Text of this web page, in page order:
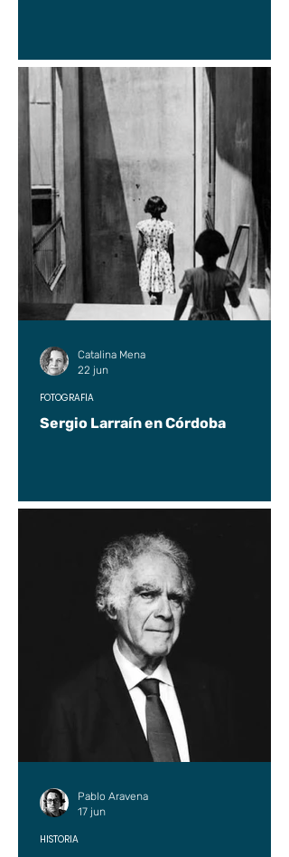
Sergio Larraín en Córdoba
FOTOGRAFÍA
Catalina Mena
22 jun
HISTORIA
Pablo Aravena
17 jun